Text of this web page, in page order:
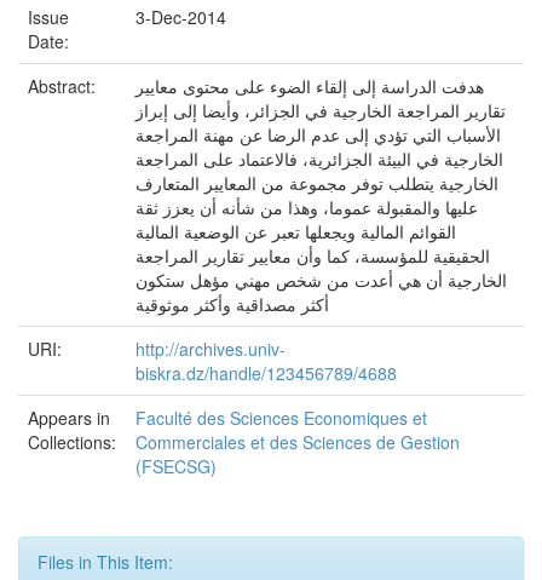
Issue
Date:
3-Dec-2014
Abstract:
هدفت الدراسة إلى إلقاء الضوء على محتوى معايير
تقارير المراجعة الخارجية في الجزائر، وأيضا إلى إبراز
الأسباب التي تؤدي إلى عدم الرضا عن مهنة المراجعة
الخارجية في البيئة الجزائرية، فالاعتماد على المراجعة
الخارجية يتطلب توفر مجموعة من المعايير المتعارف
عليها والمقبولة عموما، وهذا من شأنه أن يعزز ثقة
القوائم المالية ويجعلها تعبر عن الوضعية المالية
الحقيقية للمؤسسة، كما وأن معايير تقارير المراجعة
الخارجية أن هي أعدت من شخص مهني مؤهل ستكون
أكثر مصداقية وأكثر موثوقية
URI:
http://archives.univ-
biskra.dz/handle/123456789/4688
Appears in
Collections:
Faculté des Sciences Economiques et
Commerciales et des Sciences de Gestion
(FSECSG)
Files in This Item: